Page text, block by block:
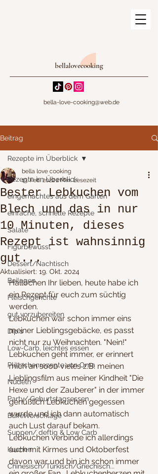
bellalovecooking
bella-love-cooking@web.de
Beitrag
Rezepte im Überblick
eingemachtes aus dem Garten
einfache, schnelle Rezepte
Salate
Figurbewusst
Dessert/Nachtisch
Beilagen
Fleischgerichte
gut vorzubereiten
Dip´s
Low-Carb, leichtes essen
Plätzchenrezepte von Oma
Nudeln
Party/ Geburtstagsessen
Buffetvorschläge
Suppen/ deftig & Low Carb
Kuchen
Chinesisch/Türkisch/Griechisch...
Rezepte im Überblick
Bester Lebkuchen vom
Blech und das in nur
10 Minuten, dieses
Rezept ist wahnsinnig
gut...
bella love cooking
13. Feb. 20222 Min. Lesezeit
Aktualisiert: 19. Okt. 2024
Hallöchen Ihr lieben, heute habe ich
ein Rezept für euch zum süchtig
werden.
Lebkuchen war schon immer eins
meiner Lieblingsgebäcke, es passt
nicht nur zu Weihnachten. "Nein!"
Lebkuchen geht immer, er erinnert
mich an sooo vieles z.B. meinen
Lieblingsfilm aus meiner Kindheit "Die
Hexe und der Zauberer" in der immer
genüßlich Lebkuchen gegessen
wurde und ich dann automatisch
auch Lust darauf bekam.
Lebkuchen verbinde ich allerdings
auch mit Kirmes und Oktoberfest
davon war und bin ich schon immer